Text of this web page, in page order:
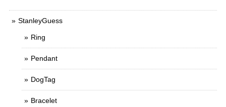
StanleyGuess
Ring
Pendant
DogTag
Bracelet